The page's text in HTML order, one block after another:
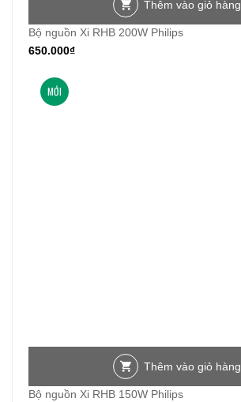
Thêm vào giỏ hàng
Bộ nguồn Xi RHB 200W Philips
650.000₫
MỚI
Thêm vào giỏ hàng
Bộ nguồn Xi RHB 150W Philips